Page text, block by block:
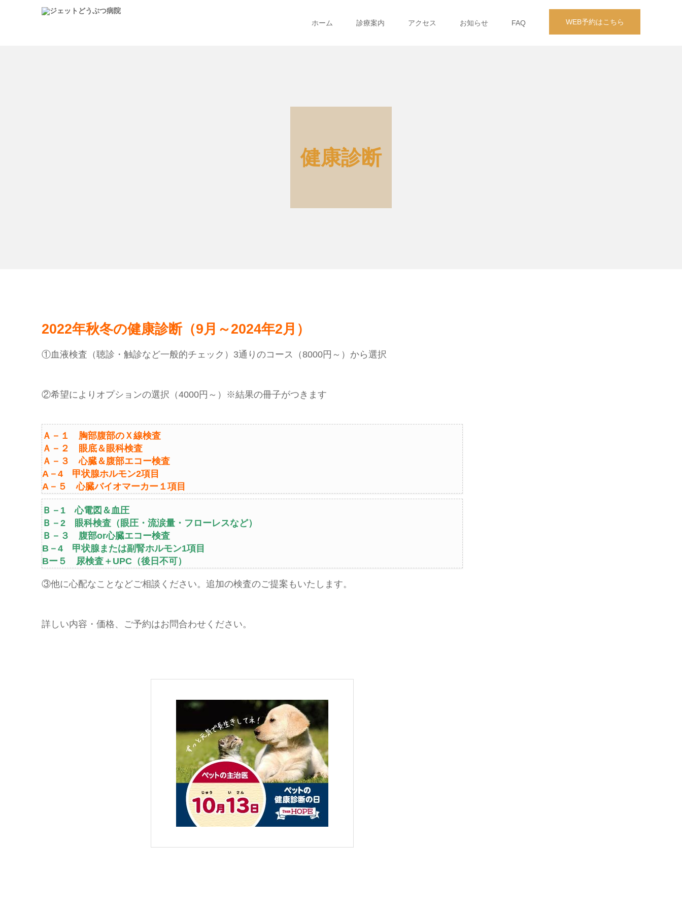
WEB予約はこちら
ホーム 診療案内 アクセス お知らせ FAQ
健康診断
2022年秋冬の健康診断（9月～2024年2月）
①血液検査（聴診・触診など一般的チェック）3通りのコース（8000円～）から選択
②希望によりオプションの選択（4000円～）※結果の冊子がつきます
Ａ－１ 胸部腹部のＸ線検査
Ａ－２ 眼底＆眼科検査
Ａ－３ 心臓＆腹部エコー検査
A－4 甲状腺ホルモン2項目
A－５ 心臓バイオマーカー１項目
Ｂ－1 心電図＆血圧
Ｂ－2 眼科検査（眼圧・流涙量・フローレスなど）
Ｂ－３ 腹部or心臓エコー検査
B－4 甲状腺または副腎ホルモン1項目
Bー５ 尿検査＋UPC（後日不可）
③他に心配なことなどご相談ください。追加の検査のご提案もいたします。
詳しい内容・価格、ご予約はお問合わせください。